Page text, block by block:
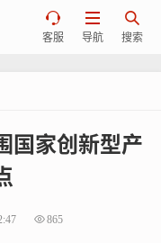

搜索

导航

客服
国家创新型产
865